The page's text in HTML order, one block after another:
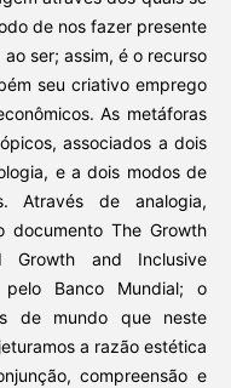
de nos fazer presente
ser; assim, é o recurso
seu criativo emprego
As metáforas
associados a dois
e a dois modos de
Através de analogia,
documento The Growth
Growth and Inclusive
Banco Mundial; o
de mundo que neste
a razão estética
compreensão e